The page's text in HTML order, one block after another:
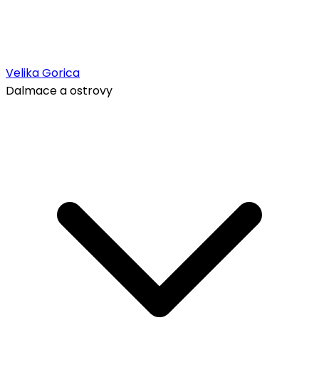
Velika Gorica
Dalmace a ostrovy